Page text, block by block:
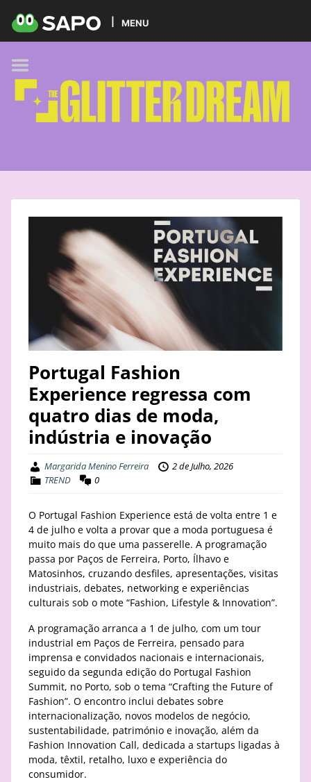
MENU
Portugal Fashion
Experience regressa com
quatro dias de moda,
indústria e inovação
Margarida Menino Ferreira
2 de Julho, 2026
TREND
0
O Portugal Fashion Experience está de volta entre 1 e
4 de julho e volta a provar que a moda portuguesa é
muito mais do que uma passerelle. A programação
passa por Paços de Ferreira, Porto, Ílhavo e
Matosinhos, cruzando desfiles, apresentações, visitas
industriais, debates, networking e experiências
culturais sob o mote “Fashion, Lifestyle & Innovation”.
A programação arranca a 1 de julho, com um tour
industrial em Paços de Ferreira, pensado para
imprensa e convidados nacionais e internacionais,
seguido da segunda edição do Portugal Fashion
Summit, no Porto, sob o tema “Crafting the Future of
Fashion”. O encontro inclui debates sobre
internacionalização, novos modelos de negócio,
sustentabilidade, património e inovação, além da
Fashion Innovation Call, dedicada a startups ligadas à
moda, têxtil, retalho, luxo e experiência do
consumidor.
HOME
PODCAST
GLITTER BRANDS
KIDS
TREND
BEAUTY
STAY
BUSINESS
ABOUT